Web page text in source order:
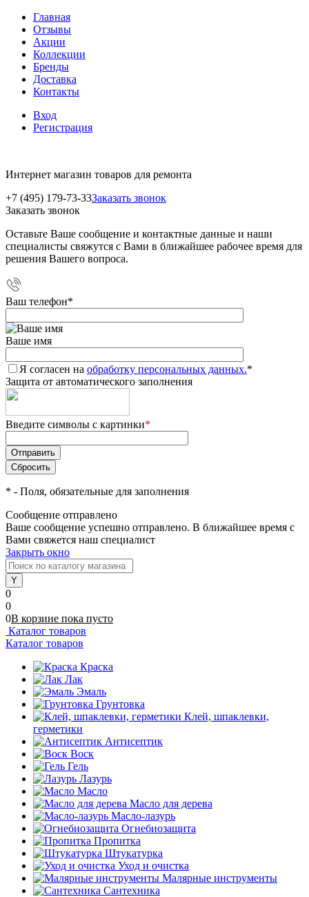
Главная
Отзывы
Акции
Коллекции
Бренды
Доставка
Контакты
Вход
Регистрация
Интернет магазин товаров для ремонта
+7 (495) 179-73-33Заказать звонок
Заказать звонок
Оставьте Ваше сообщение и контактные данные и наши
специалисты свяжутся с Вами в ближайшее рабочее время для
решения Вашего вопроса.
Ваш телефон*
Ваше имя
Я согласен на обработку персональных данных.*
Защита от автоматического заполнения
Введите символы с картинки*
* - Поля, обязательные для заполнения
Сообщение отправлено
Ваше сообщение успешно отправлено. В ближайшее время с
Вами свяжется наш специалист
Закрыть окно
0
0
0В корзине пока пусто
Каталог товаров
Каталог товаров
Краска
Лак
Эмаль
Грунтовка
Клей, шпаклевки,
герметики
Антисептик
Воск
Гель
Лазурь
Масло
Масло для дерева
Масло-лазурь
Огнебиозащита
Пропитка
Штукатурка
Уход и очистка
Малярные инструменты
Сантехника